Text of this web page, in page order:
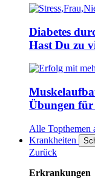
Diabetes
Hast Du zu
Übungen für
Alle Topthemen
Krankheiten
Zurück
Erkrankungen